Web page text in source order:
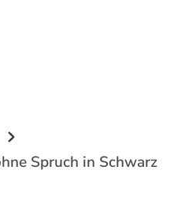
Spruch in Schwarz